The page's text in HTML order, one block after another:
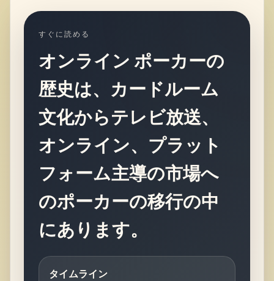
すぐに読める
オンライン ポーカーの
歴史は、カードルーム
文化からテレビ放送、
オンライン、プラット
フォーム主導の市場へ
のポーカーの移行の中
にあります。
タイムライン